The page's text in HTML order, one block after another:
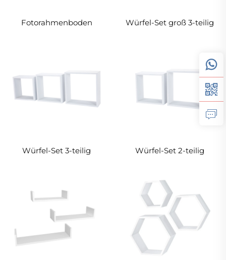
Fotorahmenboden Würfel-Set groß 3-teilig
Würfel-Set 3-teilig Würfel-Set 2-teilig